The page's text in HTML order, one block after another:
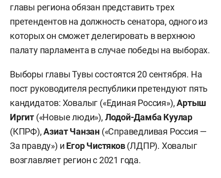
главы региона обязан представить трех
претендентов на должность сенатора, одного из
которых он сможет делегировать в верхнюю
палату парламента в случае победы на выборах.
Выборы главы Тувы состоятся 20 сентября. На
пост руководителя республики претендуют пять
кандидатов: Ховалыг («Единая Россия»),Артыш
Иргит («Новые люди»), Лодой-Дамба Куулар
(КПРФ),Азиат Чанзан («Справедливая Россия —
За правду») и Егор Чистяков(ЛДПР). Ховалыг
возглавляет регион с 2021 года.